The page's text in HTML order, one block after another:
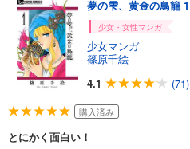
夢の雫、黄金の鳥籠 1
少女・女性マンガ
少女マンガ
篠原千絵
4.1
(71)
購入済み
とにかく面白い！